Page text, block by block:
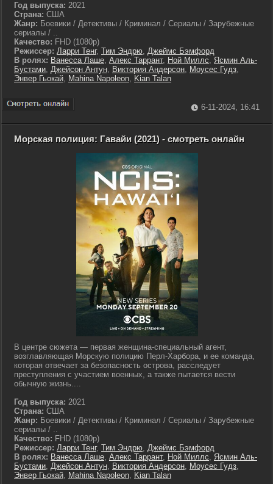
Год выпуска: 2021
Страна: США
Жанр: Боевики / Детективы / Криминал / Сериалы / Зарубежные
сериалы / ..
Качество: FHD (1080p)
Режиссер: Ларри Тенг, Тим Эндрю, Джеймс Бэмфорд
В ролях: Ванесса Лаше, Алекс Таррант, Ной Миллс, Ясмин Аль-
Бустами, Джейсон Антун, Виктория Андерсон, Моусес Гудз,
Энвер Гьокай, Mahina Napoleon, Kian Talan
6-11-2024, 16:41
Морская полиция: Гавайи (2021) - смотреть онлайн
В центре сюжета — первая женщина-специальный агент,
возглавляющая Морскую полицию Перл-Харбора, и ее команда,
которая отвечает за безопасность острова, расследует
преступления с участием военных, а также пытается вести
обычную жизнь....
Год выпуска: 2021
Страна: США
Жанр: Боевики / Детективы / Криминал / Сериалы / Зарубежные
сериалы / ..
Качество: FHD (1080p)
Режиссер: Ларри Тенг, Тим Эндрю, Джеймс Бэмфорд
В ролях: Ванесса Лаше, Алекс Таррант, Ной Миллс, Ясмин Аль-
Бустами, Джейсон Антун, Виктория Андерсон, Моусес Гудз,
Энвер Гьокай, Mahina Napoleon, Kian Talan